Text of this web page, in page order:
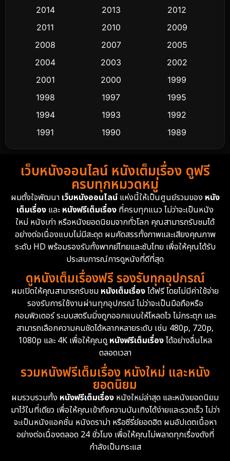
Crime อาชญากรรม
Cult Film
Dance เต้น
Detective สืบสวน
Detective สืบสวน
Disney+ 4
Documentary สารคดี 94
Drama ดราม่า
Dystopian 16
Emotional 61
Epic มหากาพย์ 216
Family ครอบครัว 360
Fantasy จินตนาการ 327
Fiction 9
2014 2013
2012
2011
2010
2009
2008
2007
2005
2004
2003
2002
2001
2000
1999
1998
1997
1995
1994
1993
1992
1991
1990
1989
1988
1986
1985
1983
1982
1981
1974
1962
เว็บหนังออนไลน์ หนังเต็มเรื่อง ดูฟรี
ครบทุกหมวดหมู่
ผมตั้งใจพัฒนา เว็บหนังออนไลน์แห่งนี้ให้เป็นศูนย์รวมของ หนัง
เต็มเรื่อง และหนังฟรีเต็มเรื่อง ที่ครบทุกแนว ไม่ว่าจะเป็นหนัง
ใหม่ หนังเก่า หรือหนังยอดนิยมจากทั่วโลก คุณสามารถรับชมได้
อย่างต่อเนื่องแบบไม่มีสะดุด ผมคัดสรรทั้งภาพและเสียงคุณภาพ
ระดับ HD พร้อมรองรับทั้งพากย์ไทยและซับไทย เพื่อให้คุณได้รับ
ประสบการณ์การดูหนังที่ดีที่สุด
ดูหนังเต็มเรื่องฟรี รองรับทุกอุปกรณ์
ผมเปิดให้คุณสามารถรับชม หนังเต็มเรื่องได้ฟรี โดยไม่มีค่าใช้จ่าย
รองรับการใช้งานผ่านทุกอุปกรณ์ ไม่ว่าจะเป็นมือถือหรือ
คอมพิวเตอร์ ระบบสตรีมมิ่งถูกออกแบบให้โหลดไว ไม่กระตุก และ
สามารถเลือกความคมชัดได้หลากหลายระดับ เช่น 480p, 720p,
1080p และ 4K เพื่อให้คุณดูหนังฟรีเต็มเรื่องได้อย่างลื่นไหล
ตลอดเวลา
รวมหนังฟรีเต็มเรื่อง หนังใหม่ และหนัง
ยอดนิยม
ผมรวบรวมทั้ง หนังฟรีเต็มเรื่อง หนังใหม่ล่าสุด และหนังยอดนิยม
มาไว้ในที่เดียว เพื่อให้คุณเข้าถึงความบันเทิงได้ง่ายและรวดเร็ว ไม่ว่า
จะเป็นหนังแอคชั่น หนังดราม่า หรือซีรี่ย์ยอดฮิต ผมอัปเดตเนื้อหา
อย่างต่อเนื่องตลอด 24 ชั่วโมง เพื่อให้คุณไม่พลาดทุกเรื่องดังที่
กำลังเป็นกระแส